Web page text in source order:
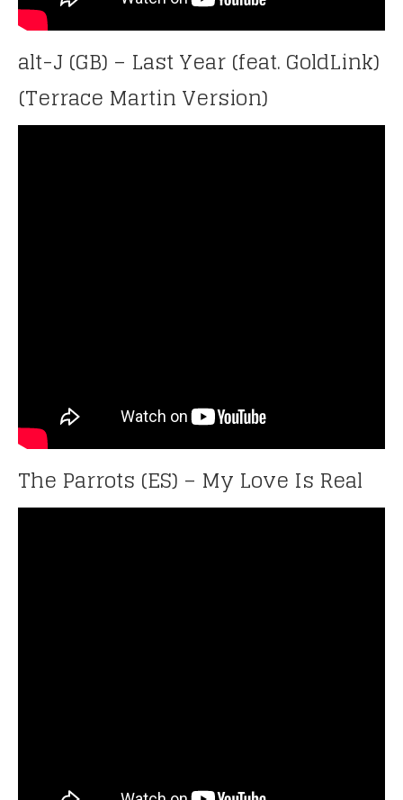
alt-J (GB) – Last Year (feat. GoldLink)
(Terrace Martin Version)
The Parrots (ES) – My Love Is Real